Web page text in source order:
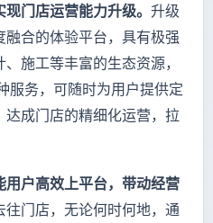
门店运营能力升级。 升级
合的体验平台，具有极强
施工等丰富的生态资源，
服务，可随时为用户提供定
成门店的精细化运营，拉
户高效上平台，带动经营
往门店，无论何时何地，通